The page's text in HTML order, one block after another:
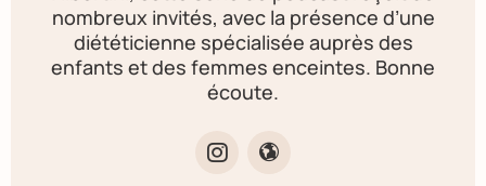
nombreux invités, avec la présence d’une
diététicienne spécialisée auprès des
enfants et des femmes enceintes. Bonne
écoute.